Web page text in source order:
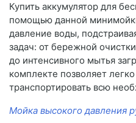
Купить аккумулятор для
помощью данной
давление воды,
задач: от бережной
до интенсивного мытья
комплекте позволяет
транспортировать всю
Мойка высокого давления